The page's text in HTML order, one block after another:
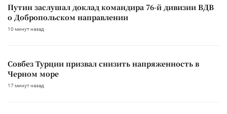
Путин заслушал доклад командира 76-й дивизии ВДВ
о Добропольском направлении
10 минут назад
Совбез Турции призвал снизить напряженность в
Черном море
17 минут назад